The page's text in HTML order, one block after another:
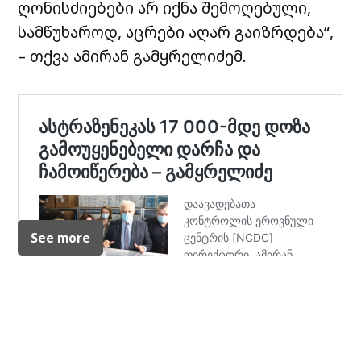
ღონისძიებები არ იქნა შემოღებული,
სამწუხაროდ, აცრები აღარ გაიზრდება“,
– თქვა ამირან გამყრელიძემ.
See more